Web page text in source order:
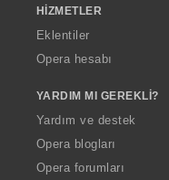
HIZMETLER
Eklentiler
Opera hesabı
YARDIM MI GEREKLI?
Yardım ve destek
Opera blogları
Opera forumları